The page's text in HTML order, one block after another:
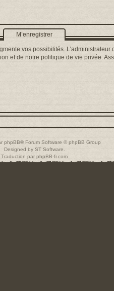
M’enregistrer
vos possibilités.
et de notre politique de vie privée.
phpBB® Forum Software © phpBB Group
Designed by ST Software
Traduction par phpBB-fr.com